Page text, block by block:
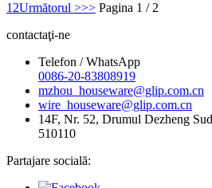
12Următorul >>> Pagina 1 / 2
contactaţi-ne
Telefon / WhatsApp
0086-20-83808919
mzhou_houseware@glip.com.cn
wire_houseware@glip.com.cn
14F, Nr. 52, Drumul Dezheng
510110
Partajare socială: